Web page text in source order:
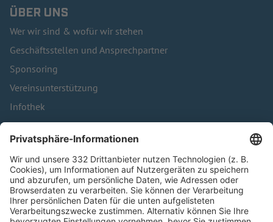
ÜBER UNS
Wer wir sind & wofür wir stehen
Geschäftsstellen und Ansprechpartner
Sponsoring
Vereinsunterstützung
Infothek
Kontakt
HÄUFIG BESUCHTE SEITEN
Pässe und Vereinswechsel
Trainerausbildung
Schulungsangebot Vereinsmitarbeiter